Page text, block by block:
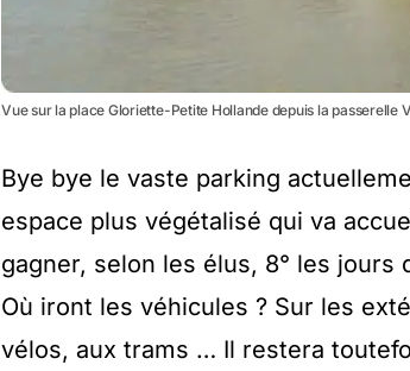
Vue sur la place Gloriette-Petite Hollande depuis la
Bye bye le vaste parking
espace plus végétalisé qui va
gagner, selon les élus, 8° les
Où iront les véhicules ? Sur les
vélos, aux trams … Il restera